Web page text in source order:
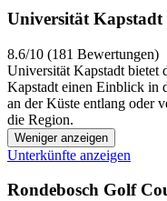
Universität Kapstadt
8.6/10 (181 Bewertungen)
Universität Kapstadt bietet
Kapstadt einen Einblick in
an der Küste entlang oder
die Region.
Weniger anzeigen
Unterkünfte anzeigen
Rondebosch Golf